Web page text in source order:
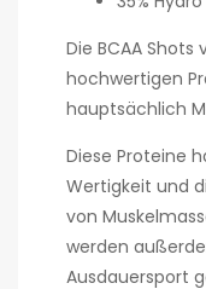
Die BCAA
hochwertigen
hauptsächlich
Diese Proteine
Wertigkeit und
von
werden
Ausdauersport